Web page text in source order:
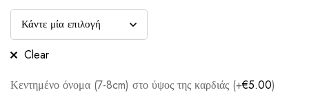
Clear
Κεντημένο όνομα (7-8cm) στο ύψος της καρδιάς (+€5.00)